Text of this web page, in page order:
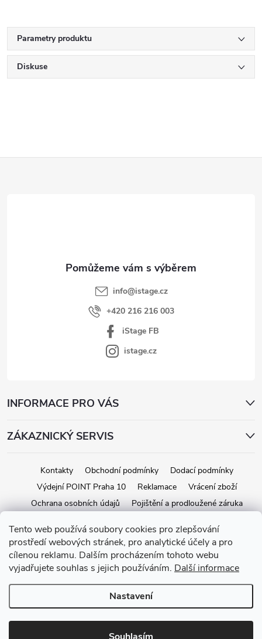
Tento web používá soubory cookies pro zlepšování
prostředí webových stránek, pro analytické účely a pro
cílenou reklamu. Dalším procházením tohoto webu
vyjadřujete souhlas s jejich používáním. Další informace
Nastavení
Parametry produktu
Diskuse
info@istage.cz
+420 216 216 003
iStage FB
istage.cz
INFORMACE PRO VÁS
ZÁKAZNICKÝ SERVIS
Kontakty Obchodní podmínky
Dodací podmínky
Výdejní POINT Praha 10
Reklamace
Vrácení zboží
Ochrana osobních údajů
Pojištění a prodloužené záruka
Vytvořil Shoptet
Copyright 2026iStage.cz. Všechna práva vyhrazena.Upravit nastavení
cookies